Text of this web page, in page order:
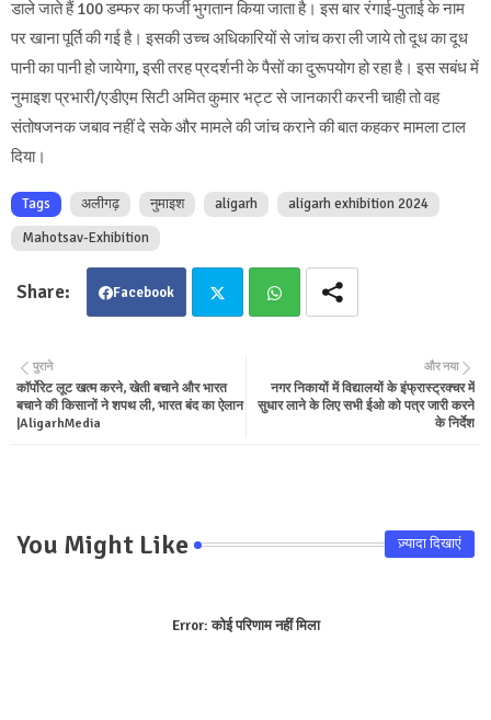
डाले जाते हैं 100 डम्फर का फर्जी भुगतान किया जाता है। इस बार रंगाई-पुताई के नाम
पर खाना पूर्ति की गई है। इसकी उच्च अधिकारियों से जांच करा ली जाये तो दूध का दूध
पानी का पानी हो जायेगा, इसी तरह प्रदर्शनी के पैसों का दुरूपयोग हो रहा है। इस सबंध में
नुमाइश प्रभारी/एडीएम सिटी अमित कुमार भट्ट से जानकारी करनी चाही तो वह
संतोषजनक जबाव नहीं दे सके और मामले की जांच कराने की बात कहकर मामला टाल
दिया।
Tags अलीगढ़ नुमाइश aligarh
aligarh exhibition 2024
Mahotsav-Exhibition
Facebook
ter tsa
और नया
नगर निकायों में विद्यालयों के इंफ्रास्ट्रक्चर में
सुधार लाने के लिए सभी ईओ को पत्र जारी करने
के निर्देश
पुराने
काॅर्पोरेट लूट खत्म करने, खेती बचाने और भारत
बचाने की किसानों ने शपथ ली, भारत बंद का ऐलान
|AligarhMedia
You Might Like ज़्यादा दिखाएं
Error:कोई परिणाम नहीं मिला